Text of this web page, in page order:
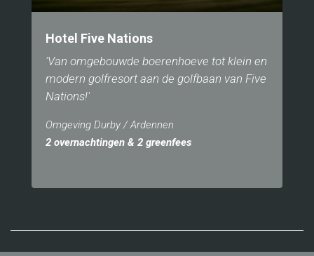
Hotel Five Nations
'Van omgebouwde boerenhoeve tot klein en
modern golfresort aan de golfbaan van Five
Nations!'
Omgeving Durby / Ardennen
2 overnachtingen & 2 greenfees